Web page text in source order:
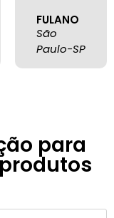
FULANO
São
Paulo-SP
para